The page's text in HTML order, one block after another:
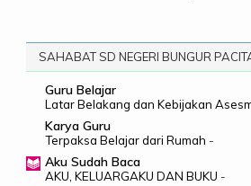
SAHABAT SD NEGERI BUNGUR
Guru Belajar
Latar Belakang dan Kebijakan
Karya Guru
Terpaksa Belajar dari Rumah -
Aku Sudah Baca
AKU, KELUARGAKU DAN BUKU -